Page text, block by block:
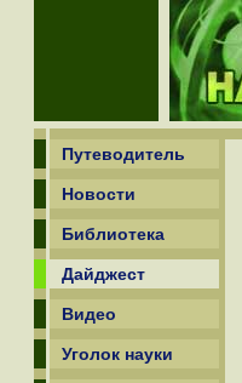
Путеводитель
Новости
Библиотека
Дайджест
Видео
Уголок науки